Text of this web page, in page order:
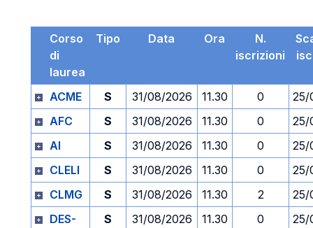
Corso
di
laurea
Tipo Data Ora
N.
iscrizioni
ACME S 31/08/2026 11.30 0
25/
AFC
S 31/08/2026 11.30 0
25/
AI
S 31/08/2026 11.30 0
25/
CLELI
S 31/08/2026 11.30 0
25/
CLMG
S 31/08/2026 11.30 2
25/
DES-
S 31/08/2026 11.30 0 25/